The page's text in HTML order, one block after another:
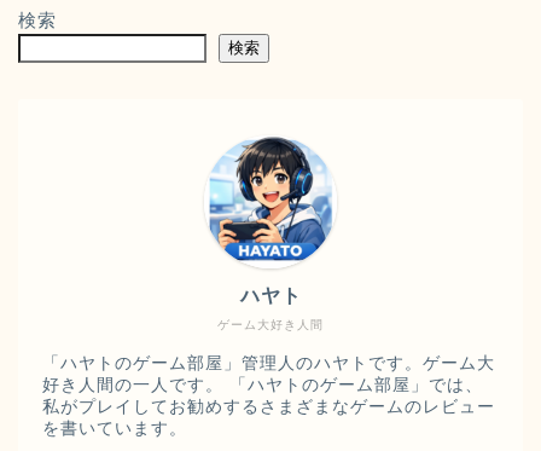
検索
検索
ゲーム大好き人間
ハヤト
「ハヤトのゲーム部屋」管理人のハヤトです。ゲーム大
好き人間の一人です。 「ハヤトのゲーム部屋」では、
私がプレイしてお勧めするさまざまなゲームのレビュー
を書いています。